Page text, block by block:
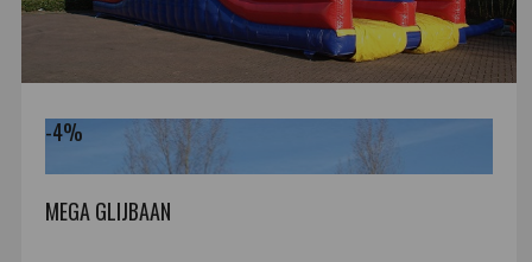
-4%
MEGA GLIJBAAN